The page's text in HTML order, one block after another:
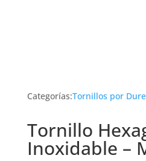
Categorías:Tornillos por
Tornillo
Inoxidable –